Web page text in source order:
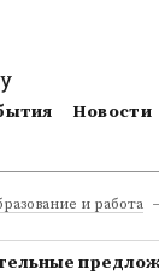
Новости
и работа